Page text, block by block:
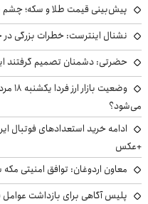
پیش‌بینی قیمت طلا و سکه؛ چشم
نشنال اینترست: خطرات بزرگی در
حضرتی: دشمنان تصمیم گرفتند
می‌شود؟
ادامه خرید استعدادهای فوتبال
+عکس
معاون اردوغان: توافق امنیتی
پلیس آگاهی برای بازداشت